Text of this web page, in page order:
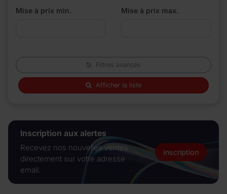
Mise à prix min. Mise à prix max.
Filtres avancés
Afficher la liste
Inscription aux alertes
Recevez nos nouvelles ventes
directement sur votre adresse
email.
Inscription